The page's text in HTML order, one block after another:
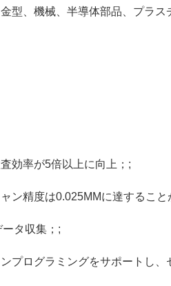
型、機械、半導体部品、プラ
効率が5倍以上に向上；;
ン精度は0.025MMに達すること
タ収集；;
プログラミングをサポートし